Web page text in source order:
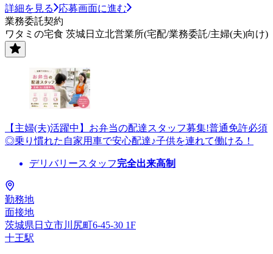
詳細を見る
応募画面に進む
業務委託契約
ワタミの宅食 茨城日立北営業所(宅配/業務委託/主婦(夫)向け)
【主婦(夫)活躍中】お弁当の配達スタッフ募集!普通免許必須
◎乗り慣れた自家用車で安心配達♪子供を連れて働ける！
デリバリースタッフ完全出来高制
勤務地
面接地
茨城県日立市川尻町6-45-30 1F
十王駅